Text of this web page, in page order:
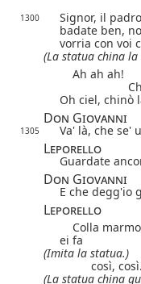
1300
Signor, il
badate ben,
vorria con voi
(La statua china la
Ah ah ah!
Oh ciel, chinò
Don Giovanni
1305 Va' là, che se'
Leporello
Guardate
Don Giovanni
E che degg'io
Leporello
Colla
ei fa
(Imita la statua.)
così, così.
(La statua china